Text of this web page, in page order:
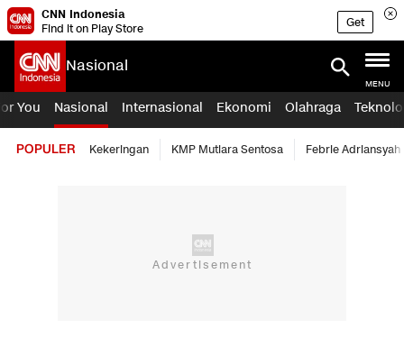
CNN Indonesia
Find it on Play Store
Get
Nasional
MENU
You Nasional Internasional Ekonomi Olahraga
POPULER Kekeringan KMP Mutiara Sentosa Febrie Adriansyah